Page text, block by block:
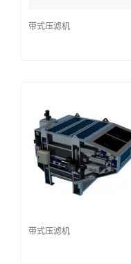
带式压滤机
带式压滤机